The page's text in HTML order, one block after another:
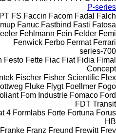
P-series
FS Faccin Facom Fadal
Falch
Fanuc Fastbind Fasti Fatosa
Fehlmann Fein Felder Femi
Fenwick Ferbo Fermat Ferrari
700-series
Festo Fette Fiac Fiat Fidia Fimal
Concept
Fischer Fisher Scientific Flex
Fluke Flygt Foellmer Fogo
Fom Industrie Fomaco Ford
FDT Transit
4 Formlabs Forte Fortuna Forus
HB
Franke Franz Freund Frewitt Frey